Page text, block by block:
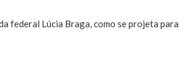
federal Lúcia Braga, como se projeta para